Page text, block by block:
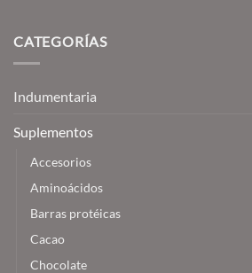
CATEGORÍAS
Indumentaria
Suplementos
Accesorios
Aminoácidos
Barras protéicas
Cacao
Chocolate